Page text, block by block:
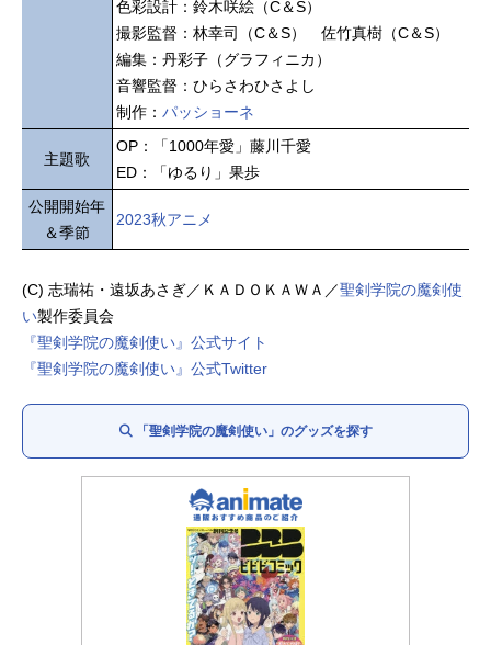
色彩設計：鈴木咲絵（C＆S）
撮影監督：林幸司（C＆S） 佐竹真樹（C＆S）
編集：丹彩子（グラフィニカ）
音響監督：ひらさわひさよし
制作： パッショーネ
主題歌
OP：「1000年愛」藤川千愛
ED：「ゆるり」果歩
公開開始年
＆季節
2023秋アニメ
(C) 志瑞祐・遠坂あさぎ／ＫＡＤＯＫＡＷＡ／聖剣学院の魔剣使
い製作委員会
『聖剣学院の魔剣使い』公式サイト
『聖剣学院の魔剣使い』公式Twitter
「聖剣学院の魔剣使い」のグッズを探す